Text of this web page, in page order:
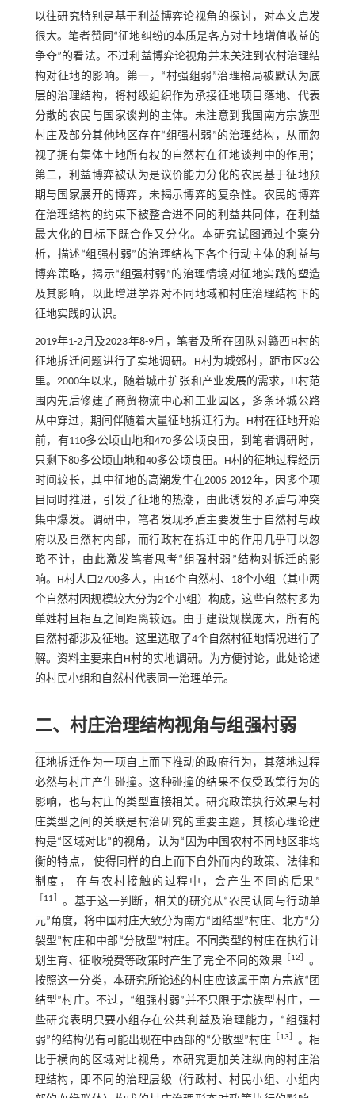
以往研究特别是基于利益博弈论视角的探讨，对本文启发
很大。笔者赞同“征地纠纷的本质是各方对土地增值收益的
争夺”的看法。不过利益博弈论视角并未关注到农村治理结
构对征地的影响。第一，“村强组弱”治理格局被默认为底
层的治理结构，将村级组织作为承接征地项目落地、代表
分散的农民与国家谈判的主体。未注意到我国南方宗族型
村庄及部分其他地区存在“组强村弱”的治理结构，从而忽
视了拥有集体土地所有权的自然村在征地谈判中的作用；
第二，利益博弈被认为是议价能力分化的农民基于征地预
期与国家展开的博弈，未揭示博弈的复杂性。农民的博弈
在治理结构的约束下被整合进不同的利益共同体，在利益
最大化的目标下既合作又分化。本研究试图通过个案分
析，描述“组强村弱”的治理结构下各个行动主体的利益与
博弈策略，揭示“组强村弱”的治理情境对征地实践的塑造
及其影响，以此增进学界对不同地域和村庄治理结构下的
征地实践的认识。
2019年1-2月及2023年8-9月，笔者及所在团队对赣西H村的
征地拆迁问题进行了实地调研。H村为城郊村，距市区3公
里。2000年以来，随着城市扩张和产业发展的需求，H村范
围内先后修建了商贸物流中心和工业园区，多条环城公路
从中穿过，期间伴随着大量征地拆迁行为。H村在征地开始
前，有110多公顷山地和470多公顷良田，到笔者调研时，
只剩下80多公顷山地和40多公顷良田。H村的征地过程经历
时间较长，其中征地的高潮发生在2005-2012年，因多个项
目同时推进，引发了征地的热潮，由此诱发的矛盾与冲突
集中爆发。调研中，笔者发现矛盾主要发生于自然村与政
府以及自然村内部，而行政村在拆迁中的作用几乎可以忽
略不计，由此激发笔者思考“组强村弱”结构对拆迁的影
响。H村人口2700多人，由16个自然村、18个小组（其中两
个自然村因规模较大分为2个小组）构成，这些自然村多为
单姓村且相互之间距离较远。由于建设规模庞大，所有的
自然村都涉及征地。这里选取了4个自然村征地情况进行了
解。资料主要来自H村的实地调研。为方便讨论，此处论述
的村民小组和自然村代表同一治理单元。
二、村庄治理结构视角与组强村弱
征地拆迁作为一项自上而下推动的政府行为，其落地过程
必然与村庄产生碰撞。这种碰撞的结果不仅受政策行为的
影响，也与村庄的类型直接相关。研究政策执行效果与村
庄类型之间的关联是村治研究的重要主题，其核心理论建
构是“区域对比”的视角，认为“因为中国农村不同地区非均
衡的特点， 使得同样的自上而下自外而内的政策、法律和
制度， 在与农村接触的过程中，会产生不同的后果”
11
。基于这一判断，相关的研究从“农民认同与行动单
元”角度，将中国村庄大致分为南方“团结型”村庄、北方“分
裂型”村庄和中部“分散型”村庄。不同类型的村庄在执行计
划生育、征收税费等政策时产生了完全不同的效果
12
。
按照这一分类，本研究所论述的村庄应该属于南方宗族“团
结型”村庄。不过，“组强村弱”并不只限于宗族型村庄，一
些研究表明只要小组存在公共利益及治理能力，“组强村
弱”的结构仍有可能出现在中西部的“分散型”村庄
13
。相
比于横向的区域对比视角，本研究更加关注纵向的村庄治
理结构，即不同的治理层级（行政村、村民小组、小组内